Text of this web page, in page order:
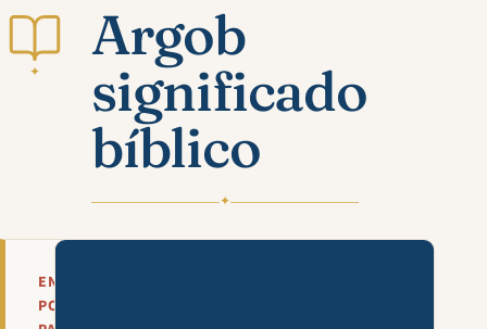
✦
Argob
significado
bíblico
✦
EN
POCAS
Mira esta explicación en